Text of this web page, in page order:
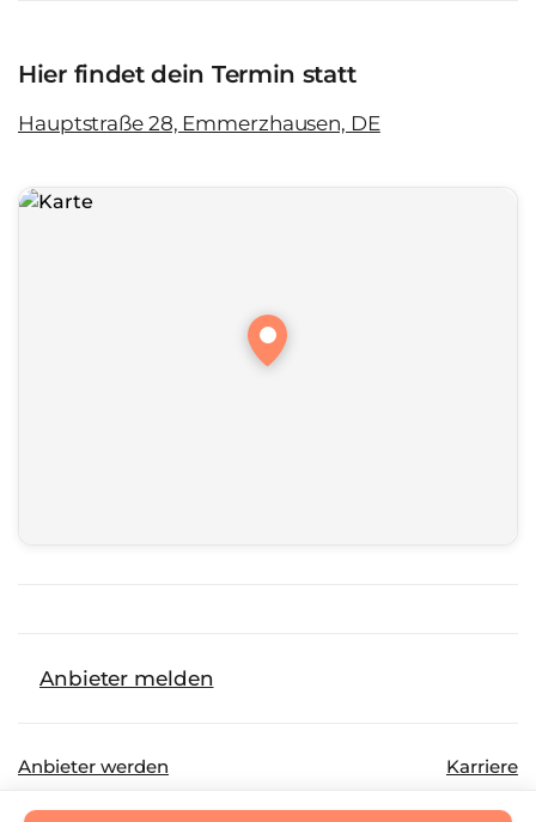
Hier findet dein Termin statt
Hauptstraße 28, Emmerzhausen, DE
Anbieter melden
Anbieter werden Karriere
©